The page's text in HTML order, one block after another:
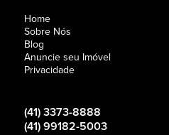
Home
Sobre Nós
Blog
Anuncie seu Imóvel
Privacidade
(41) 3373-8888
(41) 99182-5003